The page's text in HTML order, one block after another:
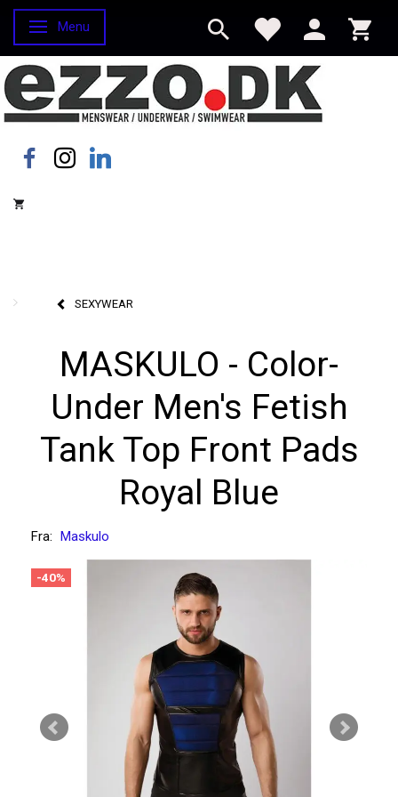
Skifte navigation
Menu
SEXYWEAR
MASKULO - Color-
Under Men's Fetish
Tank Top Front Pads
Royal Blue
Fra: Maskulo
-40%